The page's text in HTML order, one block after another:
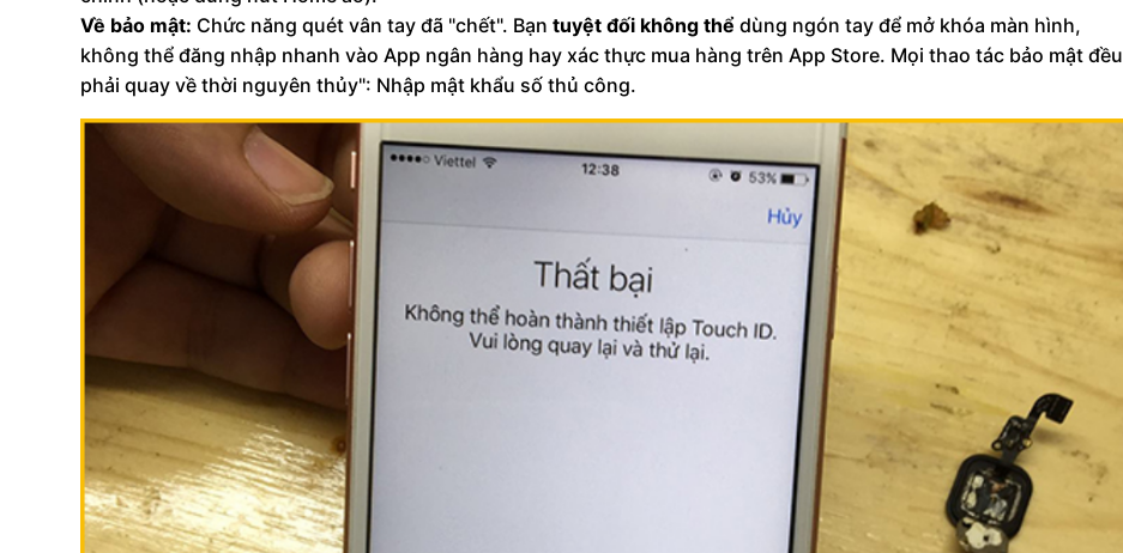
Về bảo mật: Chức năng quét vân tay đã "chết". Bạn tuyệt đối không thể dùng ngón tay để mở khóa màn hình,
không thể đăng nhập nhanh vào App ngân hàng hay xác thực mua hàng trên App Store. Mọi thao tác bảo mật đều
phải quay về thời nguyên thủy": Nhập mật khẩu số thủ công.